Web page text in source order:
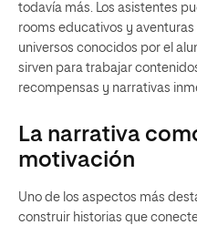
todavía más. Los asistentes
rooms educativos y
universos conocidos por el
sirven para trabajar
recompensas y narrativas
La narrativa
motivación
Uno de los aspectos más
construir historias que